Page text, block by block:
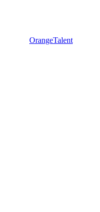
OrangeTalent